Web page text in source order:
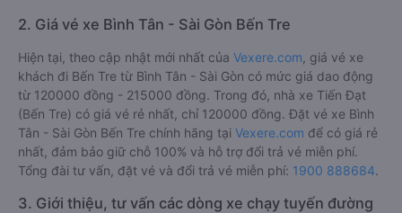
2. Giá vé xe Bình Tân - Sài Gòn Bến Tre
Hiện tại, theo cập nhật mới nhất của Vexere.com , giá vé xe
khách đi Bến Tre từ Bình Tân - Sài Gòn có mức giá dao động
từ 120000 đồng - 215000 đồng. Trong đó, nhà xe Tiến Đạt
(Bến Tre) có giá vé rẻ nhất, chỉ 120000 đồng. Đặt vé xe Bình
Tân - Sài Gòn Bến Tre chính hãng tại Vexere.com để có giá rẻ
nhất, đảm bảo giữ chỗ 100% và hỗ trợ đổi trả vé miễn phí.
Tổng đài tư vấn, đặt vé và đổi trả vé miễn phí: 1900 888684.
3. Giới thiệu, tư vấn các dòng xe chạy tuyến đường